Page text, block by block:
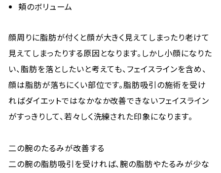
頬のボリューム
顔周りに脂肪が付くと顔が大きく見えてしまったり老けて
見えてしまったりする原因となります。しかし小顔になりた
い、脂肪を落としたいと考えても、フェイスラインを含め、
顔は脂肪が落ちにくい部位です。脂肪吸引の施術を受け
ればダイエットではなかなか改善できないフェイスライン
がすっきりして、若々しく洗練された印象になります。
二の腕のたるみが改善する
二の腕の脂肪吸引を受ければ、腕の脂肪やたるみが少な